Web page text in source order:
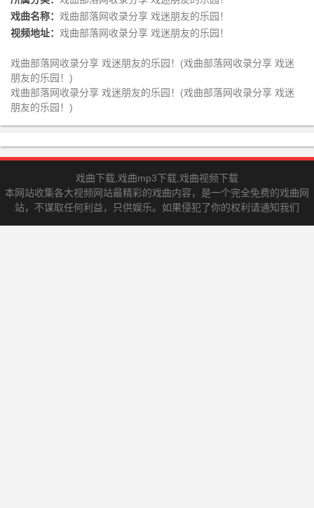
戏曲名称： 戏曲部落网收录分享 戏迷朋友的乐园！
视频地址： 戏曲部落网收录分享 戏迷朋友的乐园！
戏曲部落网收录分享 戏迷朋友的乐园！(戏曲部落网收录分享 戏迷
朋友的乐园！)
戏曲部落网收录分享 戏迷朋友的乐园！(戏曲部落网收录分享 戏迷
朋友的乐园！)
戏曲下载,戏曲mp3下载,戏曲视频下载
本网站收集各大视频网站最精彩的戏曲内容，是一个完全免费的戏曲网
站，不谋取任何利益，只供娱乐。如果侵犯了你的权利请通知我们